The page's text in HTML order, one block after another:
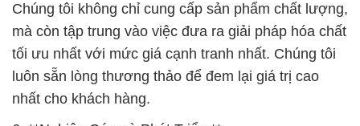
Chúng tôi không chỉ cung cấp sản phẩm chất lượng,
mà còn tập trung vào việc đưa ra giải pháp hóa chất
tối ưu nhất với mức giá cạnh tranh nhất. Chúng tôi
luôn sẵn lòng thương thảo để đem lại giá trị cao
nhất cho khách hàng.